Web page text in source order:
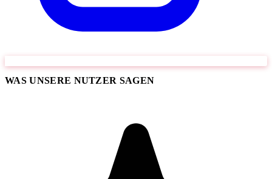
WAS UNSERE NUTZER SAGEN